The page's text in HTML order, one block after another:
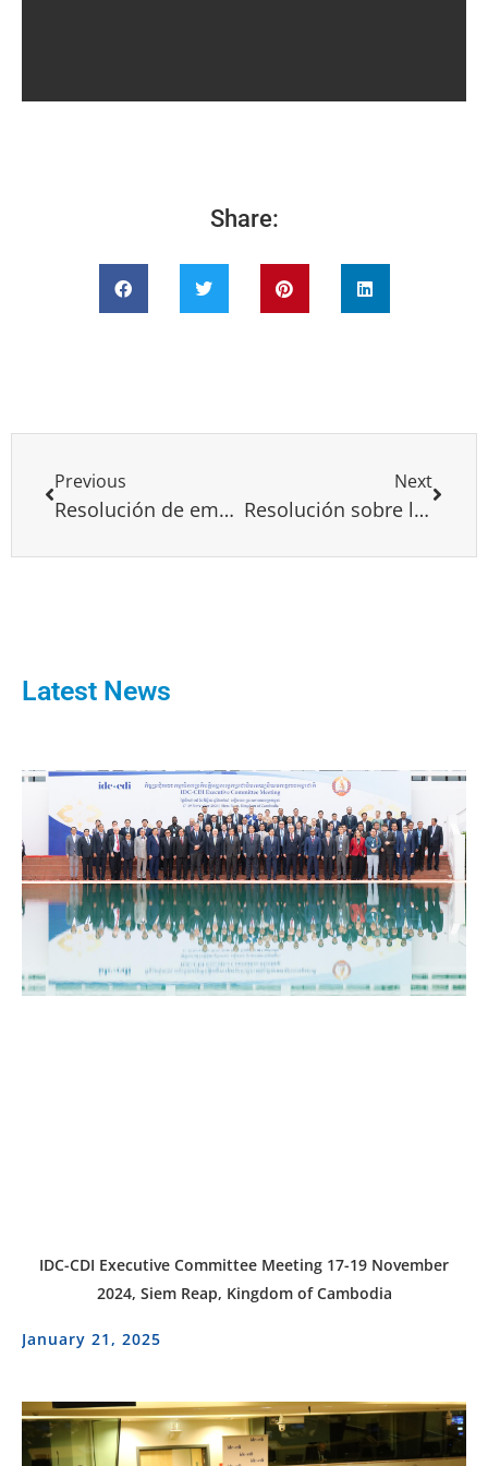
Share:
Previous
Resolución de emergencia propuesta por la Presidencia del PPE a la 2 Asamblea Política del PPE, Copenhage, 4-5 de septiembre de 2017
Next
Resolución sobre la elección presidencial de México
Latest News
IDC-CDI Executive Committee Meeting 17-19 November
2024, Siem Reap, Kingdom of Cambodia
January 21, 2025